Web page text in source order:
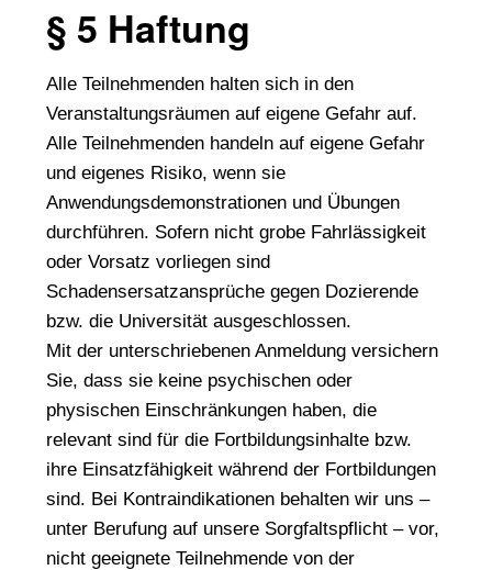
§ 5 Haftung
Alle Teilnehmenden halten sich in den
Veranstaltungsräumen auf eigene Gefahr auf.
Alle Teilnehmenden handeln auf eigene Gefahr
und eigenes Risiko, wenn sie
Anwendungsdemonstrationen und Übungen
durchführen. Sofern nicht grobe Fahrlässigkeit
oder Vorsatz vorliegen sind
Schadensersatzansprüche gegen Dozierende
bzw. die Universität ausgeschlossen.
Mit der unterschriebenen Anmeldung versichern
Sie, dass sie keine psychischen oder
physischen Einschränkungen haben, die
relevant sind für die Fortbildungsinhalte bzw.
ihre Einsatzfähigkeit während der Fortbildungen
sind. Bei Kontraindikationen behalten wir uns –
unter Berufung auf unsere Sorgfaltspflicht – vor,
nicht geeignete Teilnehmende von der